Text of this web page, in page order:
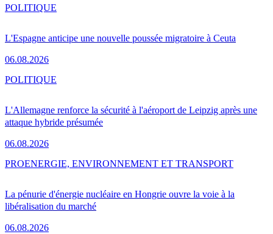
L'Espagne anticipe une nouvelle poussée migratoire à Ceuta
06.08.2026
POLITIQUE
L'Allemagne renforce la sécurité à l'aéroport de Leipzig après une
attaque hybride présumée
06.08.2026
POLITIQUE
La pénurie d'énergie nucléaire en Hongrie ouvre la voie à la
libéralisation du marché
06.08.2026
PROENERGIE, ENVIRONNEMENT ET TRANSPORT